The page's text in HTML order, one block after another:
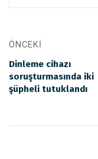
ÖNCEKI
Dinleme cihazı
soruşturmasında iki
şüpheli tutuklandı